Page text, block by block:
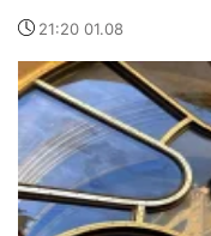
21:20 01.08